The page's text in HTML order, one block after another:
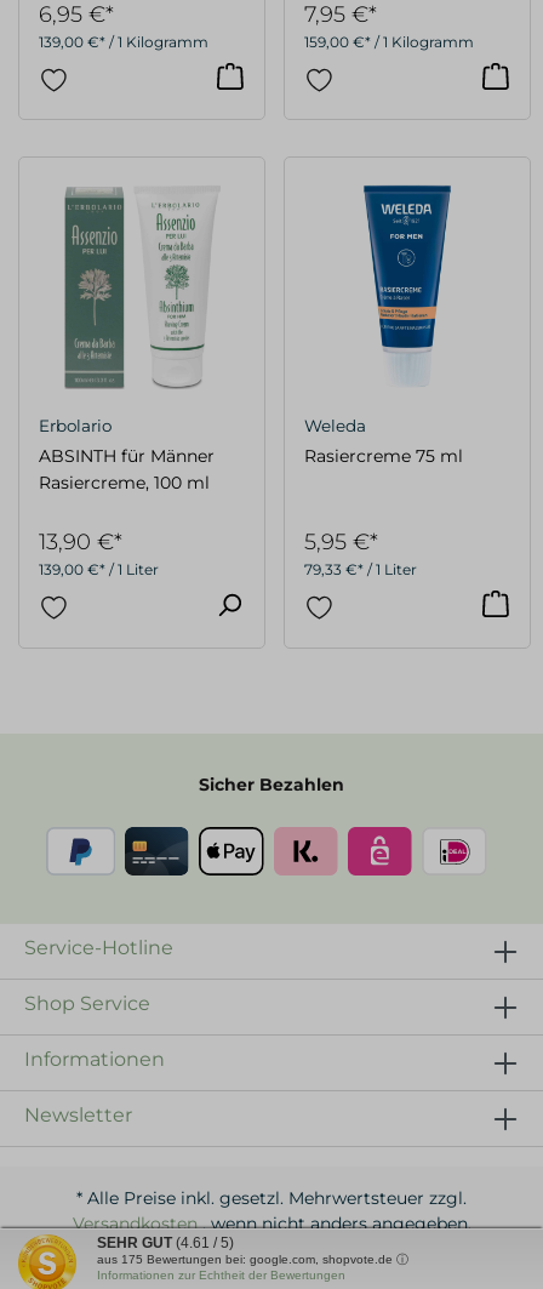
139,00 €* / 1 Kilogramm
6,95 €*
159,00 €* / 1 Kilogramm
7,95 €*
Erbolario
ABSINTH für Männer
Rasiercreme, 100 ml
139,00 €* / 1 Liter
13,90 €*
Weleda
Rasiercreme 75 ml
79,33 €* / 1 Liter
5,95 €*
Sicher Bezahlen
Service-Hotline
Shop Service
Informationen
Newsletter
* Alle Preise inkl. gesetzl. Mehrwertsteuer zzgl.
Versandkosten, wenn nicht anders angegeben.
Realisiert mit Shopware, powered by TrendKai
SEHR GUT (4.61 / 5)
aus 175 Bewertungen bei: google.com, shopvote.de ⓘ
Informationen zur Echtheit der Bewertungen